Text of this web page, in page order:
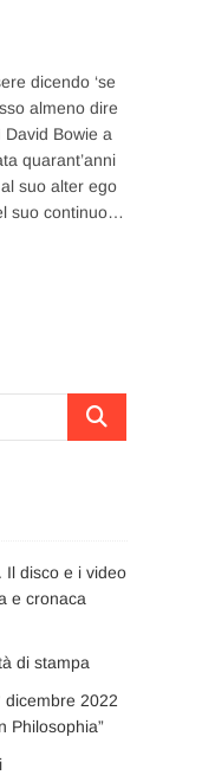
dicendo ‘se
almeno dire
David Bowie a
quarant’anni
suo alter ego
suo continuo…
Cerca
Il disco e i video
e cronaca
di stampa
dicembre 2022
Philosophia”